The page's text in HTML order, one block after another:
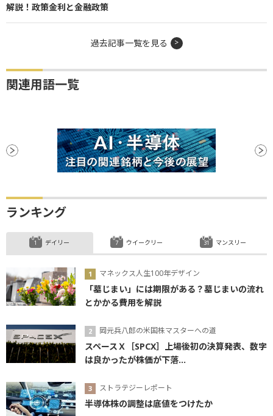
解説！政策金利と金融政策
過去記事一覧を見る
関連用語一覧
ランキング
デイリー
マネックス人生100年デザイン
「墓じまい」には期限がある？墓じまいの流れ
とかかる費用を解説
岡元兵八郎の米国株マスターへの道
スペースＸ［SPCX］上場後初の決算発表、数字
は良かったが株価が下落...
ストラテジーレポート
半導体株の調整は底値をつけたか
ウイークリー マンスリー